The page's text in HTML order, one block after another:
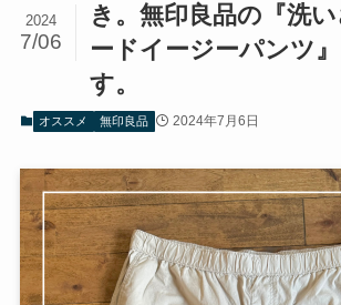
き。無印良品の『洗
ードイージーパンツ
す。
2024
7/06
オススメ 無印良品 2024年7月6日